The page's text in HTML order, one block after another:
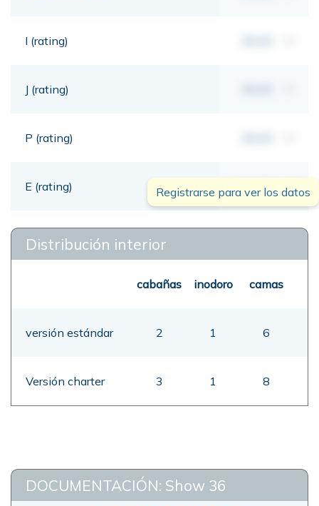
I (rating)
J (rating)
P (rating)
E (rating) 00,00 mt
Registrarse para ver los datos
Distribución interior
cabañas inodoro camas
versión estándar 2 1 6
Versión charter 3 1 8
DOCUMENTACIÓN: Show 36